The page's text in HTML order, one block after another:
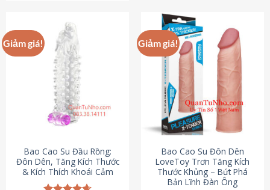
có
nhiều
biến
thể.
Các
tùy
chọn
có
chọn
trên
trang
Giảm giá!
Bao Cao Su Đầu Rồng:
Đôn Dên, Tăng Kích Thước
& Kích Thích Khoái Cảm
Giảm giá!
Bao Cao Su Đôn Dên
LoveToy Trơn Tăng Kích
Thước Khủng – Bứt Phá
Bản Lĩnh Đàn Ông